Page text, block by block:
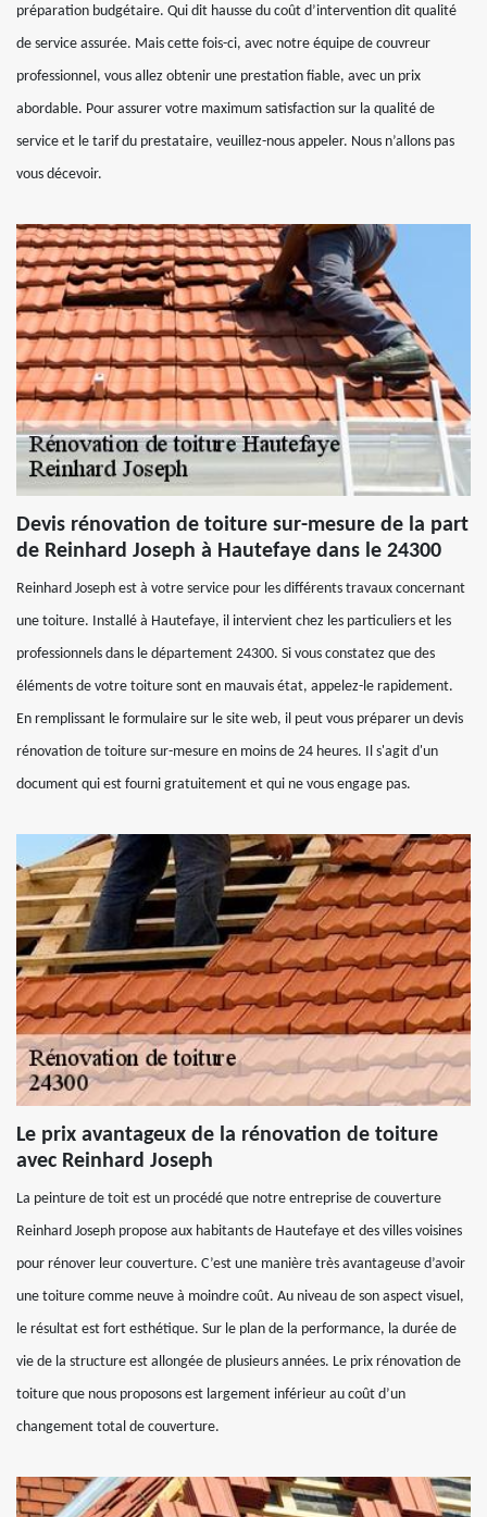
préparation budgétaire. Qui dit hausse du coût d’intervention dit qualité
de service assurée. Mais cette fois-ci, avec notre équipe de couvreur
professionnel, vous allez obtenir une prestation fiable, avec un prix
abordable. Pour assurer votre maximum satisfaction sur la qualité de
service et le tarif du prestataire, veuillez-nous appeler. Nous n’allons pas
vous décevoir.
Devis rénovation de toiture sur-mesure de la part
de Reinhard Joseph à Hautefaye dans le 24300
Reinhard Joseph est à votre service pour les différents travaux concernant
une toiture. Installé à Hautefaye, il intervient chez les particuliers et les
professionnels dans le département 24300. Si vous constatez que des
éléments de votre toiture sont en mauvais état, appelez-le rapidement.
En remplissant le formulaire sur le site web, il peut vous préparer un devis
rénovation de toiture sur-mesure en moins de 24 heures. Il s'agit d'un
document qui est fourni gratuitement et qui ne vous engage pas.
Le prix avantageux de la rénovation de toiture
avec Reinhard Joseph
La peinture de toit est un procédé que notre entreprise de couverture
Reinhard Joseph propose aux habitants de Hautefaye et des villes voisines
pour rénover leur couverture. C’est une manière très avantageuse d’avoir
une toiture comme neuve à moindre coût. Au niveau de son aspect visuel,
le résultat est fort esthétique. Sur le plan de la performance, la durée de
vie de la structure est allongée de plusieurs années. Le prix rénovation de
toiture que nous proposons est largement inférieur au coût d’un
changement total de couverture.